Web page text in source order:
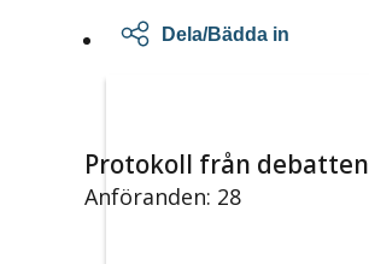
Dela/Bädda in
Protokoll från debatten
Anföranden: 28